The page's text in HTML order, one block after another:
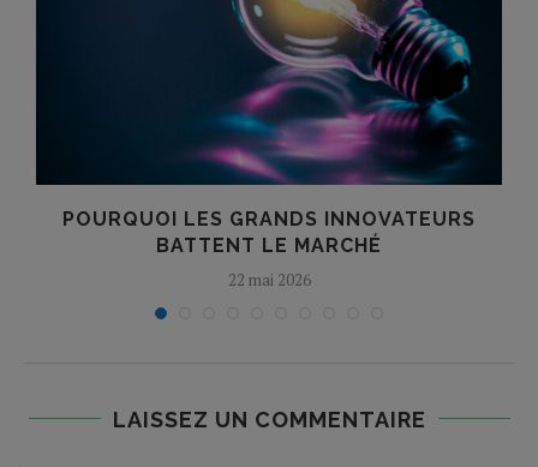
POURQUOI LES GRANDS INNOVATEURS
BATTENT LE MARCHÉ
22 mai 2026
LAISSEZ UN COMMENTAIRE